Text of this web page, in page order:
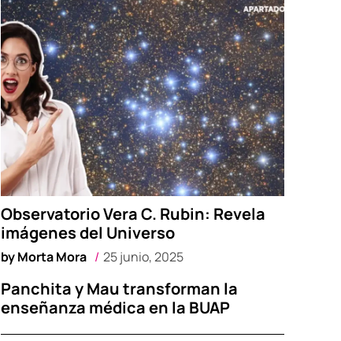
Observatorio Vera C. Rubin: Revela
imágenes del Universo
byMorta Mora 25 junio, 2025
Panchita y Mau transforman la
enseñanza médica en la BUAP